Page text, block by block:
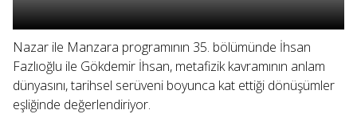
Nazar ile Manzara programının 35. bölümünde İhsan
Fazlıoğlu ile Gökdemir İhsan, metafizik kavramının anlam
dünyasını, tarihsel serüveni boyunca kat ettiği dönüşümler
eşliğinde değerlendiriyor.